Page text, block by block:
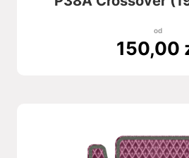
od
150,00